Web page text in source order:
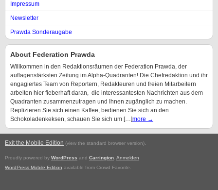
Impressum
Newsletter
Prawda Sonderaugabe
About Federation Prawda
Willkommen in den Redaktionsräumen der Federation Prawda, der
auflagenstärksten Zeitung im Alpha-Quadranten! Die Chefredaktion und ihr
engagiertes Team von Reportern, Redakteuren und freien Mitarbeitern
arbeiten hier fieberhaft daran, die interessantesten Nachrichten aus dem
Quadranten zusammenzutragen und Ihnen zugänglich zu machen.
Replizieren Sie sich einen Kaffee, bedienen Sie sich an den
Schokoladenkeksen, schauen Sie sich um […]more →
Exit the Mobile Edition (view the standard browser version).
Proudly powered by WordPress and Carrington Anmelden
WordPress Mobile Edition available from Crowd Favorite.